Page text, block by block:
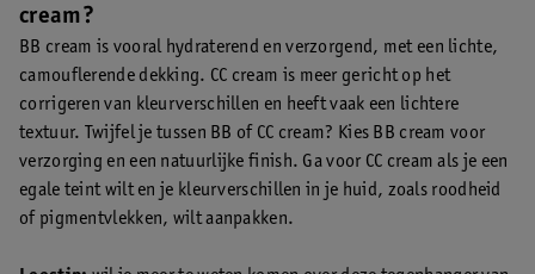
cream?
BB cream is vooral hydraterend en verzorgend, met een lichte,
camouflerende dekking. CC cream is meer gericht op het
corrigeren van kleurverschillen en heeft vaak een lichtere
textuur. Twijfel je tussen BB of CC cream? Kies BB cream voor
verzorging en een natuurlijke finish. Ga voor CC cream als je een
egale teint wilt en je kleurverschillen in je huid, zoals roodheid
of pigmentvlekken, wilt aanpakken.